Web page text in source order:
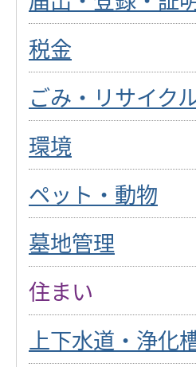
税金
ごみ・リサイク
環境
ペット・動物
墓地管理
住まい
上下水道・浄化